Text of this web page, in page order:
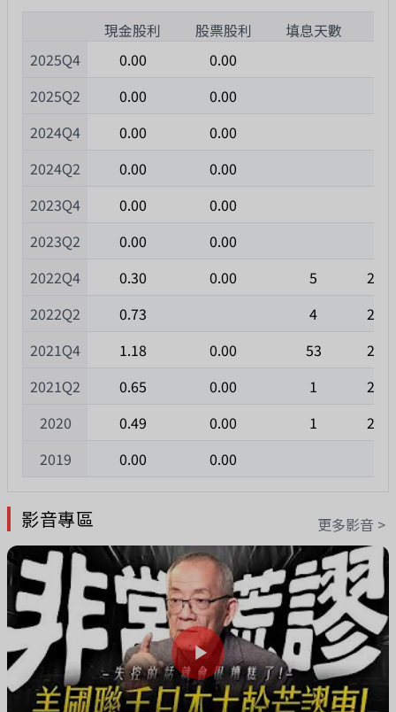
2025Q4
2025Q2
2024Q4
2024Q2
2023Q4
2023Q2
2022Q4
2022Q2
2021Q4
2021Q2
2020
2019
現金股利 股票股利 填息天數
0.00
0.00
0.00
0.00
0.00
0.00
0.00
0.00
0.00
0.00
0.00
0.00
0.30
0.00 5
0.73
4
1.18
0.00 53
0.65
0.00 1
0.49
0.00 1
0.00
0.00
影音專區 更多影音 >